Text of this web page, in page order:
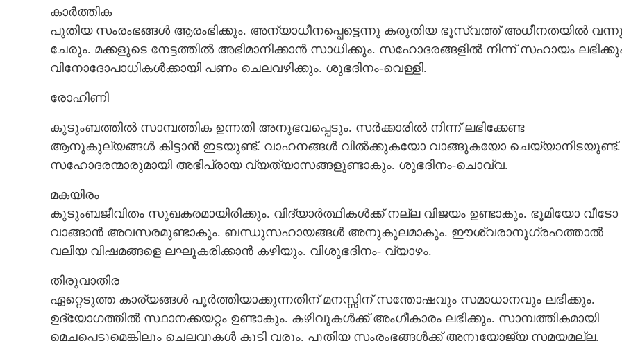
കാർത്തിക
പുതിയ സംരംഭങ്ങൾ ആരംഭിക്കും. അന്യാധീനപ്പെട്ടെന്നു കരുതിയ ഭൂസ്വത്ത് അധീനതയിൽ
ചേരും. മക്കളുടെ നേട്ടത്തിൽ അഭിമാനിക്കാൻ സാധിക്കും. സഹോദരങ്ങളിൽ നിന്ന് സഹായം
വിനോദോപാധികൾക്കായി പണം ചെലവഴിക്കും. ശുഭദിനം-വെള്ളി.
രോഹിണി
കുടുംബത്തിൽ സാമ്പത്തിക ഉന്നതി അനുഭവപ്പെടും. സർക്കാരിൽ നിന്ന് ലഭിക്കേണ്ട
ആനുകൂല്യങ്ങൾ കിട്ടാൻ ഇടയുണ്ട്. വാഹനങ്ങൾ വിൽക്കുകയോ വാങ്ങുകയോ ചെയ്യാനിടയുണ്ട്.
സഹോദരന്മാരുമായി അഭിപ്രായ വ്യത്യാസങ്ങളുണ്ടാകും. ശുഭദിനം-ചൊവ്വ.
മകയിരം
കുടുംബജീവിതം സുഖകരമായിരിക്കും. വിദ്യാർത്ഥികൾക്ക് നല്ല വിജയം ഉണ്ടാകും. ഭൂമിയോ വീടോ
വാങ്ങാൻ അവസരമുണ്ടാകും. ബന്ധുസഹായങ്ങൾ അനുകൂലമാകും. ഈശ്വരാനുഗ്രഹത്താൽ
വലിയ വിഷമങ്ങളെ ലഘൂകരിക്കാൻ കഴിയും. വിശുഭദിനം- വ്യാഴം.
തിരുവാതിര
ഏറ്റെടുത്ത കാര്യങ്ങൾ പൂർത്തിയാക്കുന്നതിന് മനസ്സിന് സന്തോഷവും സമാധാനവും ലഭിക്കും.
ഉദ്യോഗത്തിൽ സ്ഥാനക്കയറ്റം ഉണ്ടാകും. കഴിവുകൾക്ക് അംഗീകാരം ലഭിക്കും. സാമ്പത്തികമായി
മെച്ചപ്പെടുമെങ്കിലും ചെലവുകൾ കൂടി വരും. പുതിയ സംരംഭങ്ങൾക്ക് അനുയോജ്യ സമയമല്ല.